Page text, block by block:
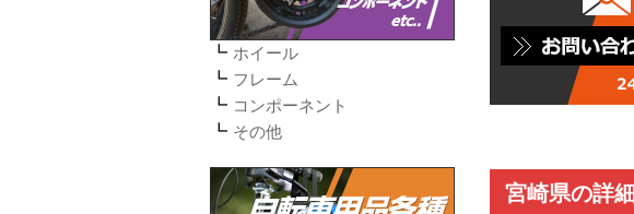
宮崎県の詳細
ホイール
フレーム
コンポーネント
その他